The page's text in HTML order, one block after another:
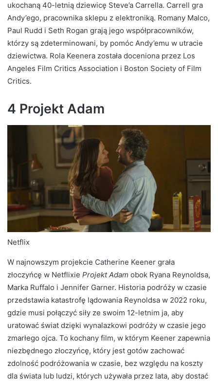
ukochaną 40-letnią dziewicę Steve’a Carrella. Carrell gra
Andy’ego, pracownika sklepu z elektroniką. Romany Malco,
Paul Rudd i Seth Rogan grają jego współpracowników,
którzy są zdeterminowani, by pomóc Andy’emu w utracie
dziewictwa. Rola Keenera została doceniona przez Los
Angeles Film Critics Association i Boston Society of Film
Critics.
4 Projekt Adam
Netflix
W najnowszym projekcie Catherine Keener grała
złoczyńcę w Netflixie Projekt Adam obok Ryana Reynoldsa,
Marka Ruffalo i Jennifer Garner. Historia podróży w czasie
przedstawia katastrofę lądowania Reynoldsa w 2022 roku,
gdzie musi połączyć siły ze swoim 12-letnim ja, aby
uratować świat dzięki wynalazkowi podróży w czasie jego
zmarłego ojca. To kochany film, w którym Keener zapewnia
niezbędnego złoczyńcę, który jest gotów zachować
zdolność podróżowania w czasie, bez względu na koszty
dla świata lub ludzi, których używała przez lata, aby dostać